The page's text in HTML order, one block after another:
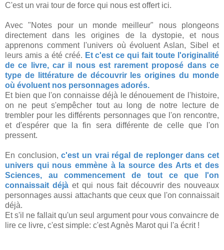
C'est un vrai tour de force qui nous est offert ici.
Avec "Notes pour un monde meilleur" nous plongeons
directement dans les origines de la dystopie, et nous
apprenons comment l'univers où évoluent Aslan, Sibel et
leurs amis a été créé. Et c'est ce qui fait toute l'originalité
de ce livre, car il nous est rarement proposé dans ce
type de littérature de découvrir les origines du monde
où évoluent nos personnages adorés.
Et bien que l'on connaisse déjà le dénouement de l'histoire,
on ne peut s'empêcher tout au long de notre lecture de
trembler pour les différents personnages que l'on rencontre,
et d'espérer que la fin sera différente de celle que l'on
pressent.
En conclusion,c'est un vrai régal de replonger dans cet
univers qui nous emmène à la source des Arts et des
Sciences, au commencement de tout ce que l'on
connaissait déjàet qui nous fait découvrir des nouveaux
personnages aussi attachants que ceux que l'on connaissait
déjà.
Et s'il ne fallait qu'un seul argument pour vous convaincre de
lire ce livre, c'est simple: c'est Agnès Marot qui l'a écrit !